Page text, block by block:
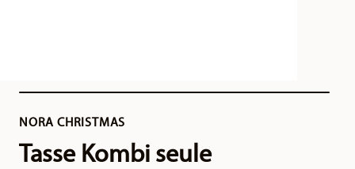
NORA CHRISTMAS
Tasse Kombi seule